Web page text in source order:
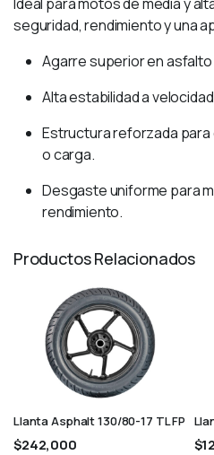
seguridad, rendimiento y una
Agarre superior en
Alta estabilidad a
Estructura reforzada
o carga.
Desgaste uniforme para
rendimiento.
Productos Relacionados
Llanta Asphalt 130/80-17 TL FP
$242,000 $